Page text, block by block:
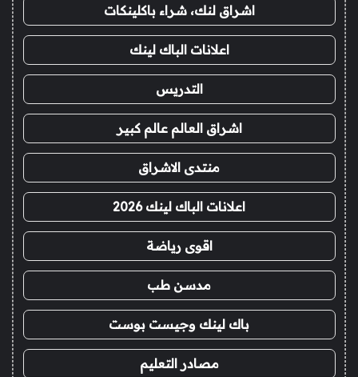
اشراق لنك، شراء باكلينكات
اعلانات الباك لينك
التدريس
اشراق العالم عالم كبير
منتدى الاشراق
اعلانات الباك لينك 2026
اقوى رياضة
مدسن طب
باك لينك وجيست بوست
مصادر التعليم